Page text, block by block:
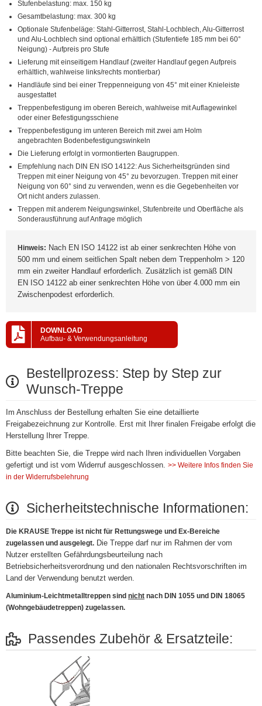
Stufenbelastung: max. 150 kg
Gesamtbelastung: max. 300 kg
Optionale Stufenbeläge: Stahl-Gitterrost, Stahl-Lochblech, Alu-Gitterrost
und Alu-Lochblech sind optional erhältlich (Stufentiefe 185 mm bei 60°
Neigung) - Aufpreis pro Stufe
Lieferung mit einseitigem Handlauf (zweiter Handlauf gegen Aufpreis
erhältlich, wahlweise links/rechts montierbar)
Handläufe sind bei einer Treppenneigung von 45° mit einer Knieleiste
ausgestattet
Treppenbefestigung im oberen Bereich, wahlweise mit Auflagewinkel
oder einer Befestigungsschiene
Treppenbefestigung im unteren Bereich mit zwei am Holm
angebrachten Bodenbefestigungswinkeln
Die Lieferung erfolgt in vormontierten Baugruppen.
Empfehlung nach DIN EN ISO 14122: Aus Sicherheitsgründen sind
Treppen mit einer Neigung von 45° zu bevorzugen. Treppen mit einer
Neigung von 60° sind zu verwenden, wenn es die Gegebenheiten vor
Ort nicht anders zulassen.
Treppen mit anderem Neigungswinkel, Stufenbreite und Oberfläche als
Sonderausführung auf Anfrage möglich
Hinweis: Nach EN ISO 14122 ist ab einer senkrechten Höhe von
500 mm und einem seitlichen Spalt neben dem Treppenholm > 120
mm ein zweiter Handlauf erforderlich. Zusätzlich ist gemäß DIN
EN ISO 14122 ab einer senkrechten Höhe von über 4.000 mm ein
Zwischenpodest erforderlich.
DOWNLOAD
Aufbau- & Verwendungsanleitung
Bestellprozess: Step by Step zur
Wunsch-Treppe
Im Anschluss der Bestellung erhalten Sie eine detaillierte
Freigabezeichnung zur Kontrolle. Erst mit Ihrer finalen Freigabe erfolgt die
Herstellung Ihrer Treppe.
Bitte beachten Sie, die Treppe wird nach Ihren individuellen Vorgaben
gefertigt und ist vom Widerruf ausgeschlossen. >> Weitere Infos finden Sie
in der Widerrufsbelehrung
Sicherheitstechnische Informationen:
Die KRAUSE Treppe ist nicht für Rettungswege und Ex-Bereiche
zugelassen und ausgelegt. Die Treppe darf nur im Rahmen der vom
Nutzer erstellten Gefährdungsbeurteilung nach
Betriebsicherheitsverordnung und den nationalen Rechtsvorschriften im
Land der Verwendung benutzt werden.
Aluminium-Leichtmetalltreppen sind nicht nach DIN 1055 und DIN 18065
(Wohngebäudetreppen) zugelassen.
Passendes Zubehör & Ersatzteile: